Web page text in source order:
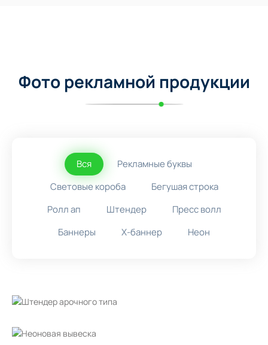
Фото рекламной продукции
Вся
Рекламные буквы
Световые короба
Бегушая строка
Ролл ап
Штендер
Пресс волл
Баннеры
X-баннер Неон